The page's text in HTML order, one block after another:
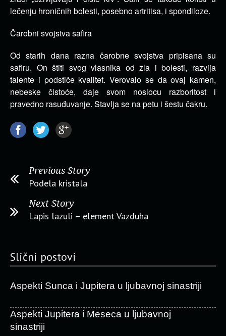
lečenju hroničnih bolesti, posebno artritisa, i spondiloze.
Čarobni svojstva safira
Od starih dana razna čarobne svojstva pripisana su
safiru. On štiti svog vlasnika od zla i bolesti, razvija
talente i podstiče kvalitet. Verovalo se da ovaj kamen,
nebeske čistoće, daje svom nosiocu razboritost i
pravedno rasuđuvanje. Stavlja se na petu i šestu čakru.
Previous Story
Podela kristala
Next Story
Lapis lazuli – element Vazduha
Slični postovi
Aspekti Sunca i Jupitera u ljubavnoj sinastriji
Aspekti Jupitera i Meseca u ljubavnoj
sinastriji